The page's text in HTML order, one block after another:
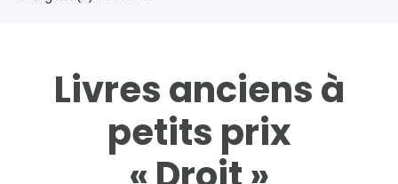
Livres anciens à
petits prix